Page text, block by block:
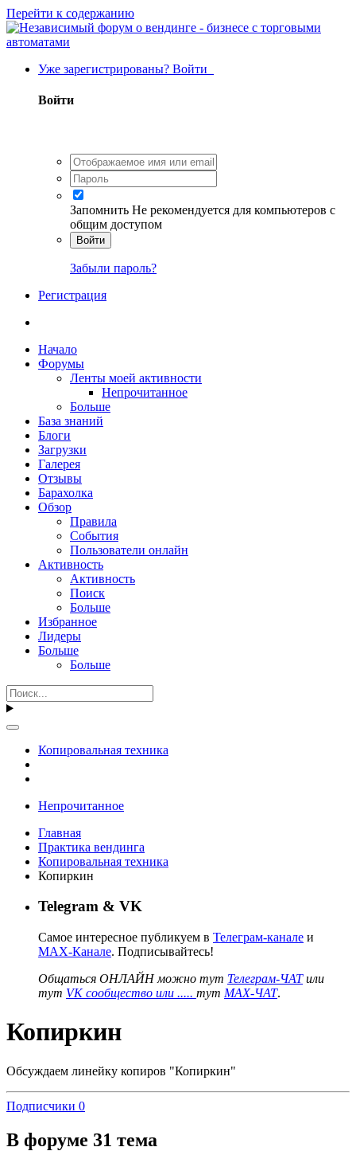
Перейти к содержанию
Уже зарегистрированы? Войти
Войти
Запомнить Не рекомендуется для компьютеров с
общим доступом
Войти
Забыли пароль?
Регистрация
Начало
Форумы
Ленты моей активности
Непрочитанное
Больше
База знаний
Блоги
Загрузки
Галерея
Отзывы
Барахолка
Обзор
Правила
События
Пользователи онлайн
Активность
Активность
Поиск
Больше
Избранное
Лидеры
Больше
Больше
Копировальная техника
Непрочитанное
Главная
Практика вендинга
Копировальная техника
Копиркин
Telegram & VK
Самое интересное публикуем в Телеграм-канале и
MAX-Канале. Подписывайтесь!
Общаться ОНЛАЙН можно тут Телеграм-ЧАТили
тут VK сообщество или ..... тут MAX-ЧАТ.
Копиркин
Обсуждаем линейку копиров "Копиркин"
Подписчики 0
В форуме 31 тема